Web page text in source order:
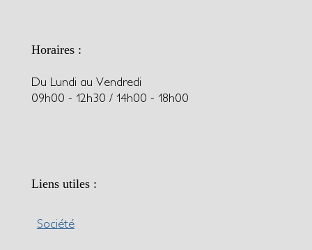
Horaires :
Du Lundi au Vendredi
09h00 - 12h30 / 14h00 - 18h00
Liens utiles :
Société